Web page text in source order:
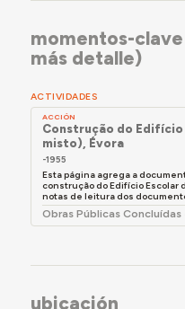
momentos-
más detalle)
ACTIVIDADES
ACCIÓN
Construção do Edifício
misto), Évora
-1955
Esta página agrega a
construção do Edifício Escolar
notas de leitura dos
Obras Públicas Concluídas
ubicación